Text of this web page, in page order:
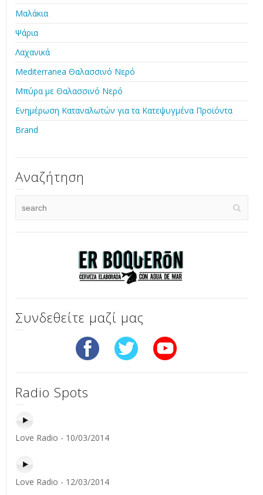
Μαλάκια
Ψάρια
Λαχανικά
Mediterranea Θαλασσινό Νερό
Μπύρα με Θαλασσινό Νερό
Ενημέρωση Καταναλωτών για τα Κατεψυγμένα Προϊόντα
Brand
Αναζήτηση
Συνδεθείτε μαζί μας
Radio Spots
Love Radio - 10/03/2014
Love Radio - 12/03/2014